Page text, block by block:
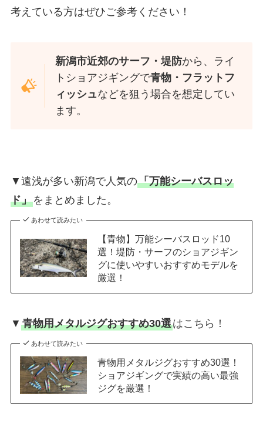
考えている方はぜひご参考ください！
新潟市近郊のサーフ・堤防から、ライ
トショアジギングで青物・フラットフ
ィッシュなどを狙う場合を想定してい
ます。
▼遠浅が多い新潟で人気の「万能シーバスロッ
ド」をまとめました。
あわせて読みたい
【青物】万能シーバスロッド10
選！堤防・サーフのショアジギン
グに使いやすいおすすめモデルを
厳選！
▼ 青物用メタルジグおすすめ30選はこちら！
あわせて読みたい
青物用メタルジグおすすめ30選！
ショアジギングで実績の高い最強
ジグを厳選！